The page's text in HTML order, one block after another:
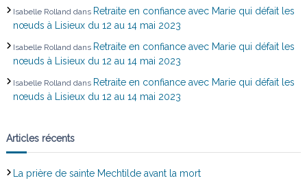
c
e
Isabelle Rolland dans Retraite en confiance avec Marie qui défait les
nœuds à Lisieux du 12 au 14 mai 2023
Isabelle Rolland dans Retraite en confiance avec Marie qui défait les
nœuds à Lisieux du 12 au 14 mai 2023
Isabelle Rolland dans Retraite en confiance avec Marie qui défait les
nœuds à Lisieux du 12 au 14 mai 2023
Articles récents
La prière de sainte Mechtilde avant la mort